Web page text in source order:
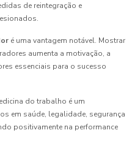
de reintegração e
é uma vantagem notável. Mostrar
aumenta a motivação, a
essenciais para o sucesso
do trabalho é um
em saúde, legalidade, segurança
positivamente na performance